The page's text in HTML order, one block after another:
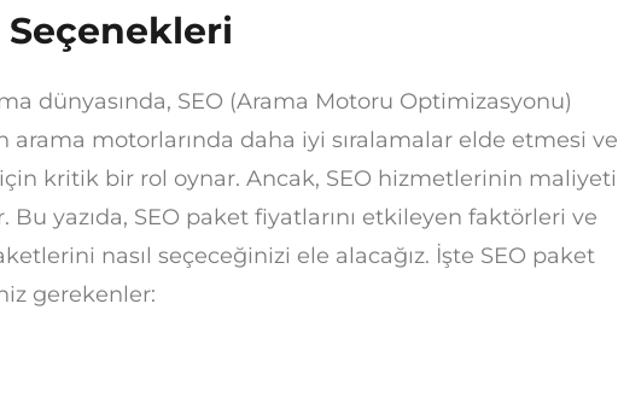
dünyasında, SEO (Arama Motoru Optimizasyonu)
arama motorlarında daha iyi sıralamalar elde etmesi ve
kritik bir rol oynar. Ancak, SEO hizmetlerinin maliyeti
yazıda, SEO paket fiyatlarını etkileyen faktörleri ve
nasıl seçeceğinizi ele alacağız. İşte SEO paket
gerekenler: